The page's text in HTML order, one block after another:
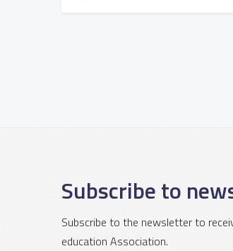
Subscribe to
Subscribe to the newsletter to
education Association.